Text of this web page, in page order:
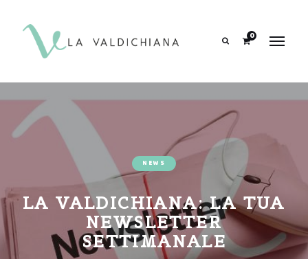
0
NEWS
LA VALDICHIANA: LA TUA
NEWSLETTER
SETTIMANALE